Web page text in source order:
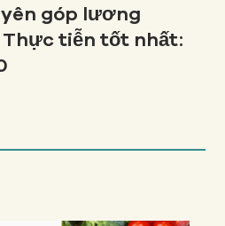
góp lương
tiễn tốt nhất: